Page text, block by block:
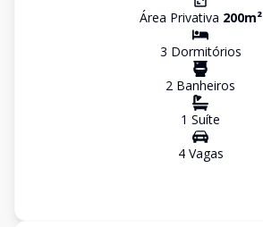
Área Privativa 200m²
3 Dormitórios
2 Banheiros
1 Suíte
4Vagas